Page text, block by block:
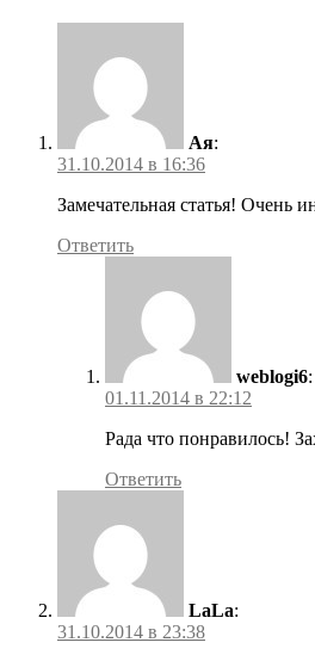
Ая:
31.10.2014 в 16:36
Замечательная статья! Очень
Ответить
weblogi6:
01.11.2014 в 22:12
Рада что понравилось!
Ответить
LaLa:
31.10.2014 в 23:38